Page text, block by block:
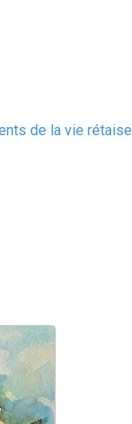
de la vie rétaise